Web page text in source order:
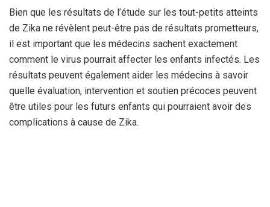
Bien que les résultats de l’étude sur les tout-petits atteints
de Zika ne révèlent peut-être pas de résultats prometteurs,
il est important que les médecins sachent exactement
comment le virus pourrait affecter les enfants infectés. Les
résultats peuvent également aider les médecins à savoir
quelle évaluation, intervention et soutien précoces peuvent
être utiles pour les futurs enfants qui pourraient avoir des
complications à cause de Zika.